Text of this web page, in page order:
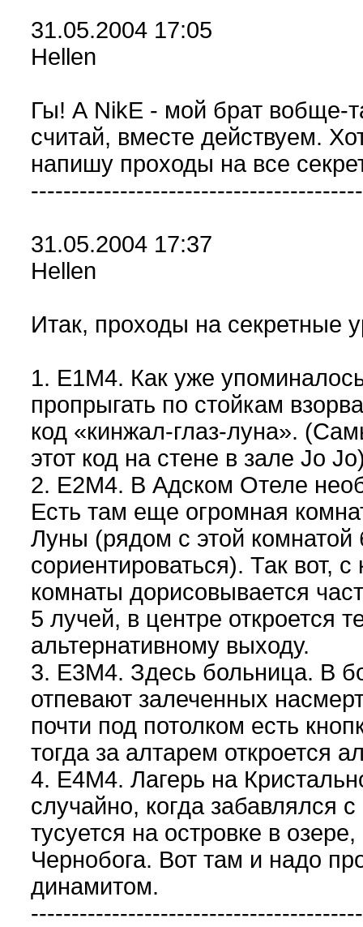
31.05.2004 17:05
Hellen
Гы! А NikE - мой брат вобще-
считай, вместе действуем.
напишу проходы на все
31.05.2004 17:37
Hellen
Итак, проходы на секретные
1. E1M4. Как уже
пропрыгать по стойкам
код «кинжал-глаз-луна».
этот код на стене в зале Jo
2. E2M4. В Адском Отеле
Есть там еще огромная
Луны (рядом с этой комнатой
сориентироваться). Так вот,
комнаты дорисовывается
5 лучей, в центре откроется
альтернативному выходу.
3. E3M4. Здесь больница. В
отпевают залеченных
почти под потолком есть
тогда за алтарем откроется
4. E4M4. Лагерь на
случайно, когда
тусуется на островке в
Чернобога. Вот там и надо
динамитом.